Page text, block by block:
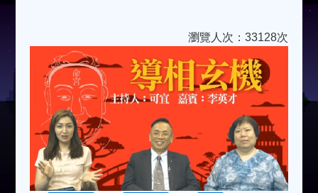
瀏覽人次：33128次